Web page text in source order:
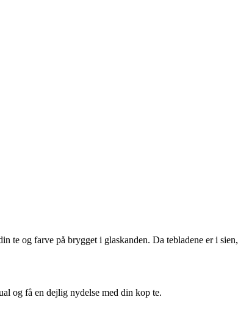
te og farve på brygget i glaskanden. Da tebladene er i sien,
og få en dejlig nydelse med din kop te.